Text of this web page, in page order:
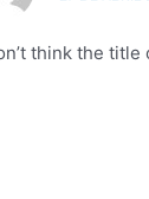
think the